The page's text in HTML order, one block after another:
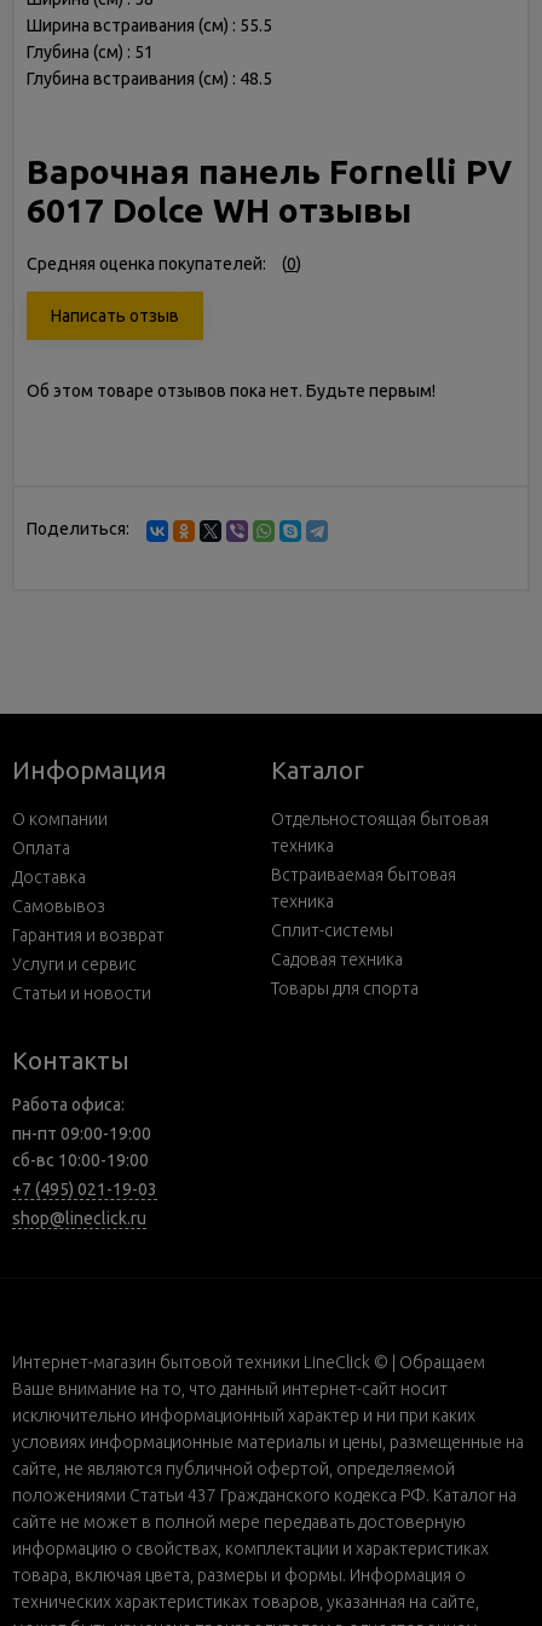
Ширина встраивания (см) : 55.5
Глубина (см) : 51
Глубина встраивания (см) : 48.5
Варочная панель Fornelli PV
6017 Dolce WH отзывы
Средняя оценка покупателей: (0)
Написать отзыв
Об этом товаре отзывов пока нет. Будьте первым!
Поделиться:
Информация
О компании
Оплата
Доставка
Самовывоз
Гарантия и возврат
Услуги и сервис
Статьи и новости
Каталог
Отдельностоящая бытовая
техника
Встраиваемая бытовая
техника
Сплит-системы
Садовая техника
Товары для спорта
Контакты
Работа офиса:
пн-пт 09:00-19:00
сб-вс 10:00-19:00
+7 (495) 021-19-03
shop@lineclick.ru
Интернет-магазин бытовой техники LineClick © | Обращаем
Ваше внимание на то, что данный интернет-сайт носит
исключительно информационный характер и ни при каких
условиях информационные материалы и цены, размещенные на
сайте, не являются публичной офертой, определяемой
положениями Статьи 437 Гражданского кодекса РФ. Каталог на
сайте не может в полной мере передавать достоверную
информацию о свойствах, комплектации и характеристиках
товара, включая цвета, размеры и формы. Информация о
технических характеристиках товаров, указанная на сайте,